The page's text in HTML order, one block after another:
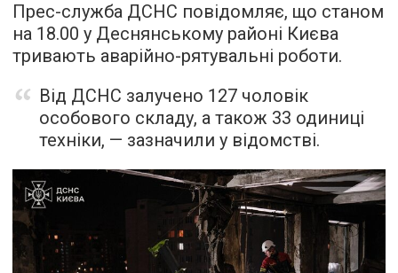
Прес-служба ДСНС повідомляє, що станом
на 18.00 у Деснянському районі Києва
тривають аварійно-рятувальні роботи.
Від ДСНС залучено 127 чоловік
особового складу, а також 33 одиниці
техніки, — зазначили у відомстві.